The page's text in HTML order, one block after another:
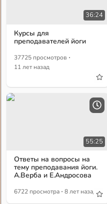
36:24
Курсы для
преподавателей йоги
37725 просмотров ·
11 лет назад
55:25
Ответы на вопросы на
тему преподавания йоги.
А.Верба и Е.Андросова
6722 просмотра · 8 лет назад